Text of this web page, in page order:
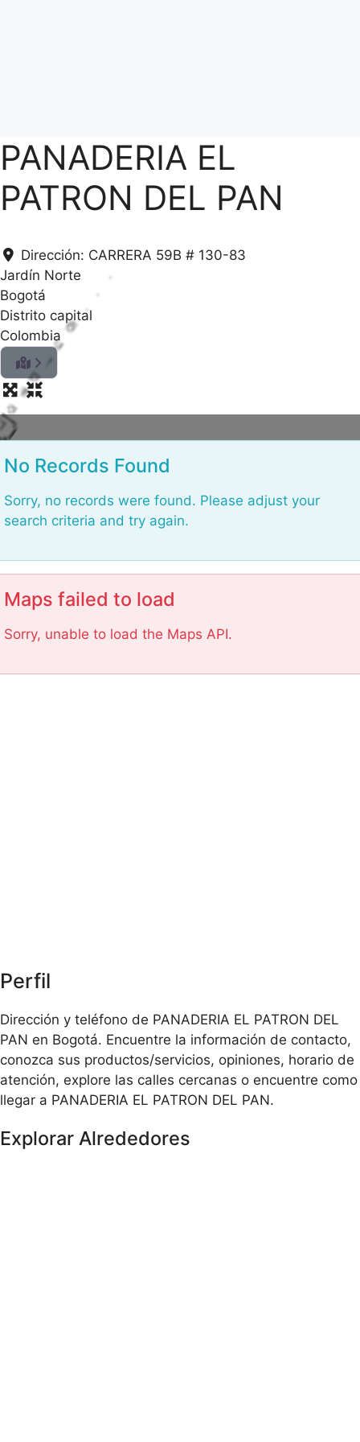
PANADERIA EL
PATRON DEL PAN
Dirección: CARRERA 59B # 130-83
Jardín Norte
Bogotá
Distrito capital
Colombia
o
a
i
n
.
.
No Records Found
Sorry, no records were found. Please adjust your
search criteria and try again.
Maps failed to load
Sorry, unable to load the Maps API.
Perfil
Dirección y teléfono de PANADERIA EL PATRON DEL
PAN en Bogotá. Encuentre la información de contacto,
conozca sus productos/servicios, opiniones, horario de
atención, explore las calles cercanas o encuentre como
llegar a PANADERIA EL PATRON DEL PAN.
Explorar Alrededores